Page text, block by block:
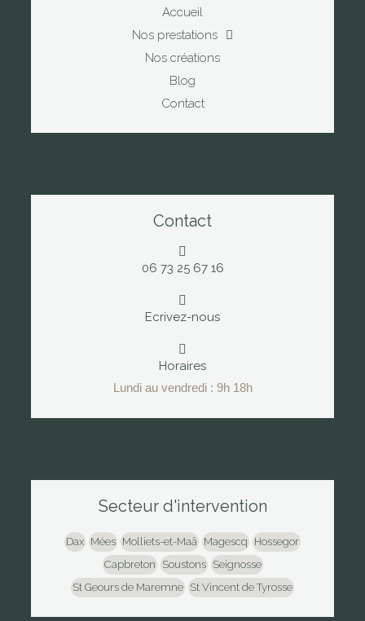
Accueil
Nos prestations
Nos créations
Blog
Contact
Contact
06 73 25 67 16
Ecrivez-nous
Horaires
Lundi au vendredi : 9h 18h
Secteur d'intervention
Dax Mées Molliets-et-Maâ Magescq
Hossegor
Capbreton
Soustons
Seignosse
St Geours de Maremne St Vincent de Tyrosse